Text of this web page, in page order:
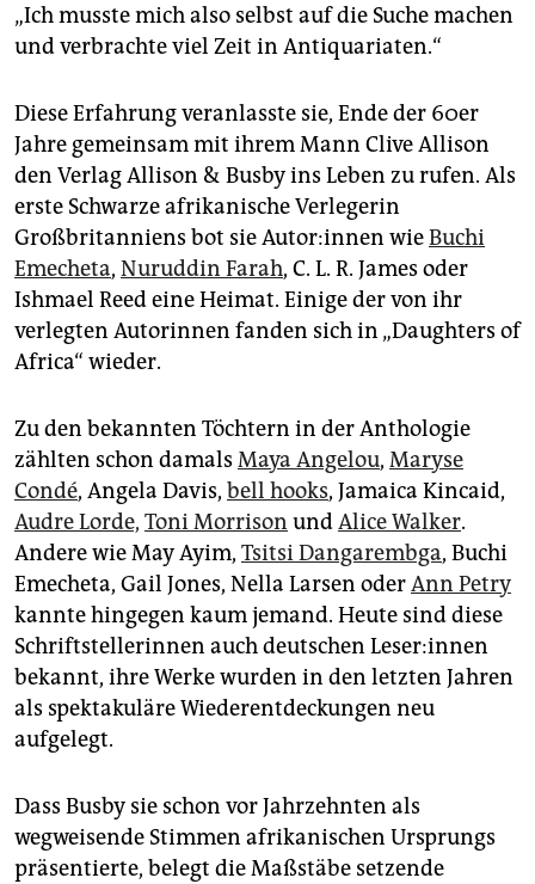
„Ich musste mich also selbst auf die Suche machen
und verbrachte viel Zeit in Antiquariaten.“
Diese Erfahrung veranlasste sie, Ende der 60er
Jahre gemeinsam mit ihrem Mann Clive Allison
den Verlag Allison & Busby ins Leben zu rufen. Als
erste Schwarze afrikanische Verlegerin
Großbritanniens bot sie Au­to­r:in­nen wieBuchi
Emecheta, Nuruddin Farah, C. L. R. James oder
Ishmael Reed eine Heimat. Einige der von ihr
verlegten Autorinnen fanden sich in „Daughters of
Africa“ wieder.
Zu den bekannten Töchtern in der Anthologie
zählten schon damals Maya Angelou, Maryse
Condé, Angela Davis, bell hooks, Jamaica Kincaid,
Audre Lorde, Toni Morrison undAlice Walker.
Andere wie May Ayim, Tsitsi Dangarembga, Buchi
Emecheta, Gail Jones, Nella Larsen oderAnn Petry
kannte hingegen kaum jemand. Heute sind diese
Schriftstellerinnen auch deutschen Le­se­r:in­nen
bekannt, ihre Werke wurden in den letzten Jahren
als spektakuläre Wiederentdeckungen neu
aufgelegt.
Dass Busby sie schon vor Jahrzehnten als
wegweisende Stimmen afrikanischen Ursprungs
präsentierte, belegt die Maßstäbe setzende